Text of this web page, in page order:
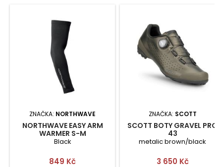
ZNAČKA: NORTHWAVE
NORTHWAVE EASY ARM
WARMER S-M
Black
Cena
849 Kč
ZNAČKA: SCOTT
SCOTT BOTY GRAVEL PRO
43
metalic brown/black
Cena
3 650 Kč